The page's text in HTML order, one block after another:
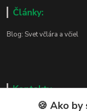
Články:
Blog: Svet včlára a včiel
Kontakty
🍪 Ako by